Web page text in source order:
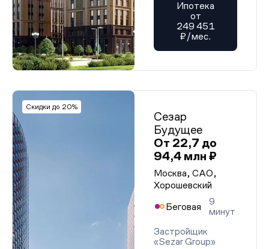
Ипотека
от
249 451
₽/мес.
Скидки до 20%
Сезар
Будущее
От 22,7 до
94,4 млн ₽
Москва, САО,
Хорошевский
Беговая
9
минут
Застройщик
«Sezar Group»